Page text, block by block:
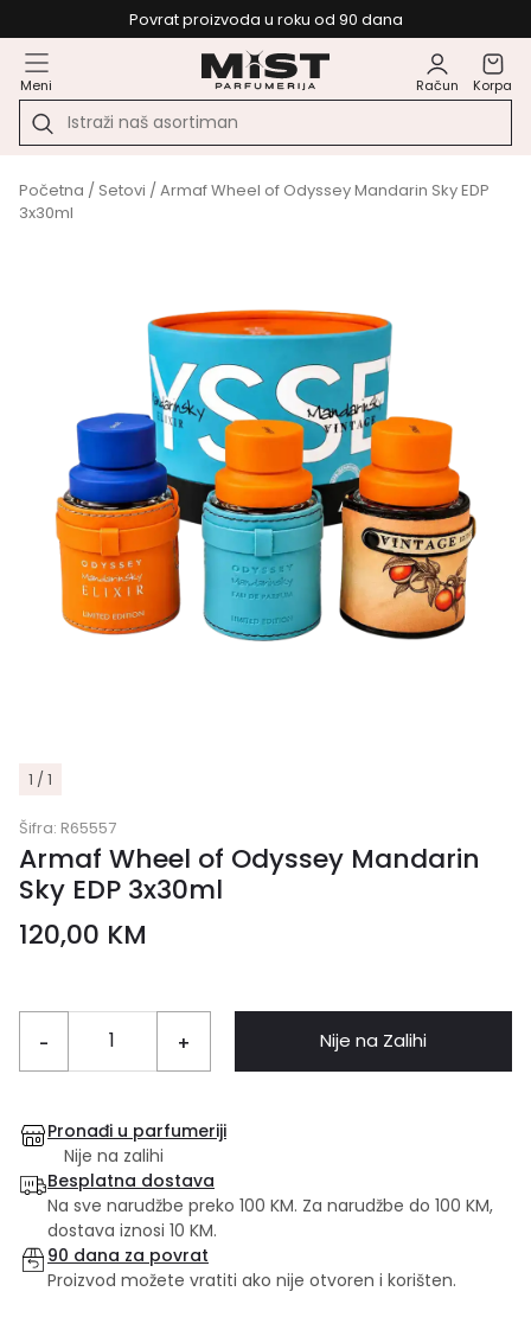
Povrat proizvoda u roku od 90 dana
Meni Račun Korpa
Početna / Setovi / Armaf Wheel of Odyssey Mandarin Sky EDP
3x30ml
1 / 1
Šifra: R65557
Armaf Wheel of Odyssey Mandarin
Sky EDP 3x30ml
120,00 KM
- + Nije na Zalihi
Pronađi u parfumeriji
Nije na zalihi
Besplatna dostava
Na sve narudžbe preko 100 KM. Za narudžbe do 100 KM,
dostava iznosi 10 KM.
90 dana za povrat
Proizvod možete vratiti ako nije otvoren i korišten.